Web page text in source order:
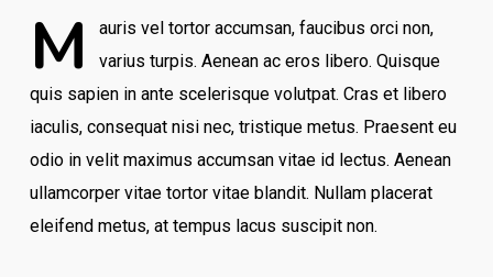
M
auris vel tortor accumsan, faucibus orci non,
varius turpis. Aenean ac eros libero. Quisque
quis sapien in ante scelerisque volutpat. Cras et libero
iaculis, consequat nisi nec, tristique metus. Praesent eu
odio in velit maximus accumsan vitae id lectus. Aenean
ullamcorper vitae tortor vitae blandit. Nullam placerat
eleifend metus, at tempus lacus suscipit non.